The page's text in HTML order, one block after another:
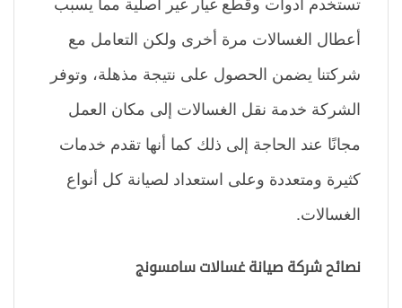
أعطال الغسالات مرة أخرى ولكن التعامل مع
شركتنا يضمن الحصول على نتيجة مذهلة، وتوفر
الشركة خدمة نقل الغسالات إلى مكان العمل
مجانًا عند الحاجة إلى ذلك كما أنها تقدم خدمات
كثيرة ومتعددة وعلى استعداد لصيانة كل أنواع
الغسالات.
نصائح شركة صيانة غسالات سامسونج